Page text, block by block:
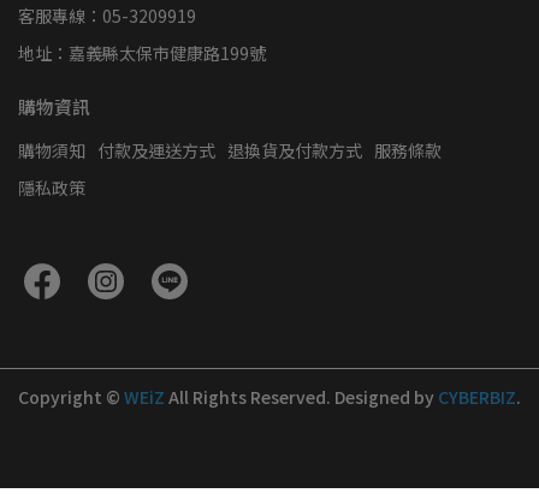
客服專線：05-3209919
地址：嘉義縣太保市健康路199號
購物資訊
購物須知 付款及運送方式 退換貨及付款方式 服務條款
隱私政策
Copyright © WEiZ All Rights Reserved. Designed by CYBERBIZ.